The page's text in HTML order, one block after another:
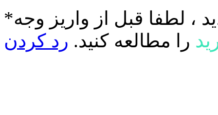
، لطفا قبل از واریز وجه
را مطالعه کنید. رد کردن